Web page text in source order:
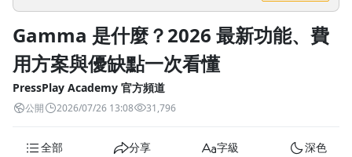
🌞 PPA 避暑津貼．冷氣房升級｜期間快閃活動
🥵 酷暑限時快閃｜單筆滿 NT$2,500 現折 NT$300、再贈最高
2% 點數回饋！🚀 酷暑來襲．偷偷在冷氣房升級 📈⭐️ 【冷氣房
進修 限時開跑】◾單筆滿 NT$2,500 現折 NT$300◾活動期間：
即日起 - 8/13（只有一週）-📣 酷暑季好康 \ 再加碼 /→ 點數回饋
無上限🔥購買任一課程 or 訂閱✅ 消費即享回饋 1% 點數✅ 滿
$5,000 回饋 2% 點數🎁 此為 PPA 官方帳號 Line@ 專屬活動，加
入好友👉 享有「渠道專屬活動」及「個人化推播」！
2 天前
查看全部
Gamma 是什麼？2026 最新功能、費
用方案與優缺點一次看懂
PressPlay Academy 官方頻道
公開 2026/07/26 13:08 31,796
全部 分享 字級 深色
2.0x
追蹤列表
返回播放器
清除全部